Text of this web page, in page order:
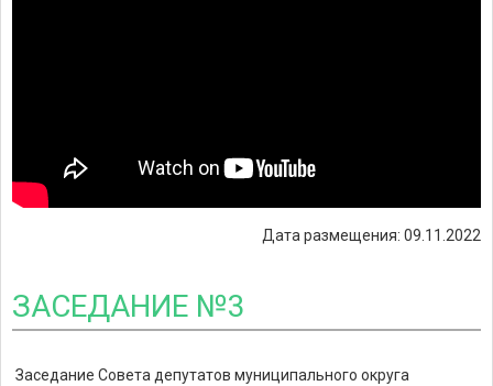
Дата размещения: 09.11.2022
ЗАСЕДАНИЕ №3
Заседание Совета депутатов муниципального округа